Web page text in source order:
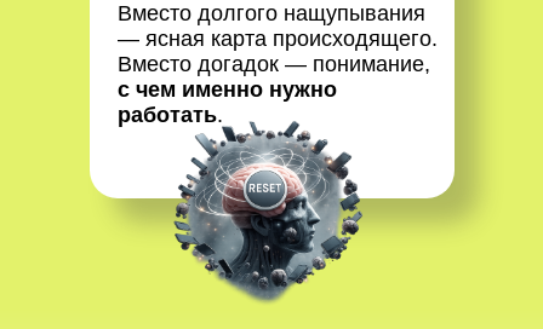
Вместо долгого нащупывания
— ясная карта происходящего.
Вместо догадок — понимание,
с чем именно нужно
работать.